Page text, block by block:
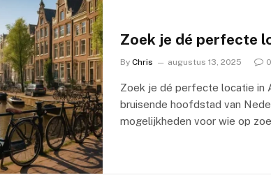
Zoek je dé perfecte
By Chris augustus 13, 2025 0
Zoek je dé perfecte locatie in
bruisende hoofdstad van
mogelijkheden voor wie op